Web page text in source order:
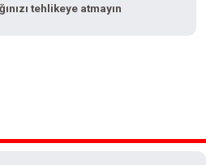
tehlikeye atmayın